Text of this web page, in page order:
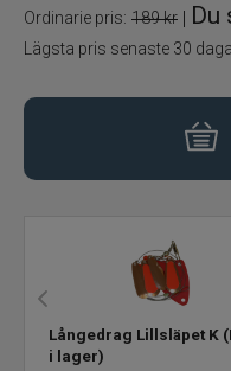
Ytbete
PowerBait/Gulp
Ordinarie pris: 189 kr | Du
Lägsta pris senaste 30
Långedrag Lillsläpet K
i lager)